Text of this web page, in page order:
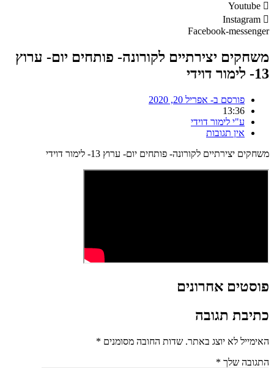
Youtube
Instagram
Facebook-messenger
משחקים יצירתיים לקורונה- פותחים יום- ערוץ
13- לימור דוידי
פורסם ב- אפריל 20, 2020
13:36
ע"י לימור דוידי
אין תגובות
משחקים יצירתיים לקורונה- פותחים יום- ערוץ 13- לימור דוידי
פוסטים אחרונים
כתיבת תגובה
האימייל לא יוצג באתר. שדות החובה מסומנים *
התגובה שלך *